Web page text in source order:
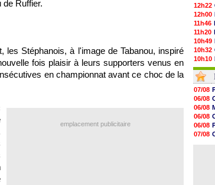
de Ruffier.
Stéphanois, à l'image de Tabanou, inspiré
fois plaisir à leurs supporters venus en
en championnat avant ce choc de la
emplacement publicitaire
12h22
12h00
11h46
11h20
10h49
10h32
10h10
09h49
09h35
09h08
08h54
08h32
07/08
07/08
07/08
07/08
07/08
06/08
06/08
06/08
06/08
07/08